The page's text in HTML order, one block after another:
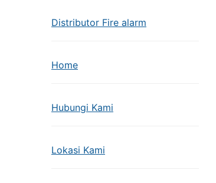
Distributor Fire alarm
Home
Hubungi Kami
Lokasi Kami